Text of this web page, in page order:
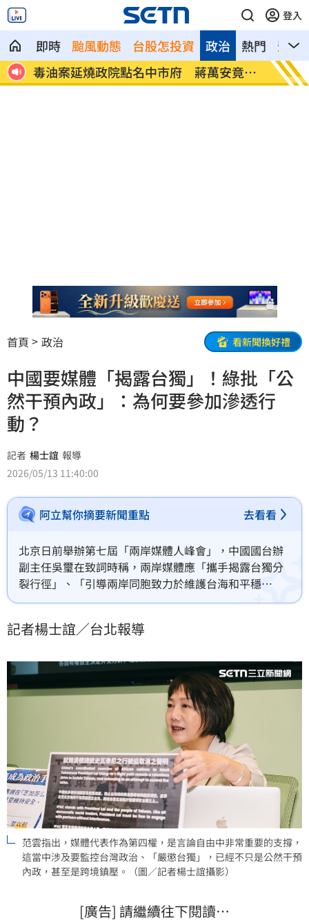
登入
即時 颱風動態 台股怎投資 熱門 影音
政治
縣
毒油案延燒政院點名中市府 蔣萬安竟反
問
肥大
首頁 政治 看新聞換好禮
中國要媒體「揭露台獨」！綠批「公
然干預內政」：為何要參加滲透行
動？
記者 楊士誼 報導
2026/05/13 11:40:00
阿立幫你摘要新聞重點 去看看
北京日前舉辦第七屆「兩岸媒體人峰會」，中國國台辦
副主任吳璽在致詞時稱，兩岸媒體應「攜手揭露台獨分
裂行徑」、「引導兩岸同胞致力於維護台海和平穩
定」。立院民進黨團書記長范雲今（13）日表示，媒體
認知作戰，呼籲民眾辨識報導內容；黨團幹事長莊瑞雄
果。
記者楊士誼／台北報導
范雲指出，媒體代表作為第四權，是言論自由中非常重要的支撐，
這當中涉及要監控台灣政治、「嚴懲台獨」，已經不只是公然干預
內政，甚至是跨境鎮壓。（圖／記者楊士誼攝影）
[廣告] 請繼續往下閱讀…